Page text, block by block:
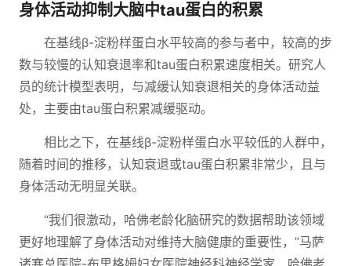
身体活动抑制大脑中tau蛋白的积累
在基线β-淀粉样蛋白水平较高的参与者中，较高的步
数与较慢的认知衰退率和tau蛋白积累速度相关。研究人
员的统计模型表明，与减缓认知衰退相关的身体活动益
处，主要由tau蛋白积累减缓驱动。
相比之下，在基线β-淀粉样蛋白水平较低的人群中，
随着时间的推移，认知衰退或tau蛋白积累非常少，且与
身体活动无明显关联。
“我们很激动，哈佛老龄化脑研究的数据帮助该领域
更好地理解了身体活动对维持大脑健康的重要性，”马萨